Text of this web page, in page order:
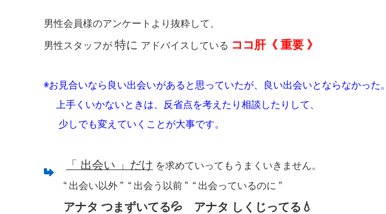
男性会員様のアンケートより抜粋して、
男性スタッフが 特に アドバイスしている ココ肝《 重要 》
◉お見合いなら良い出会いがあると思っていたが、良い出会いとならなかった。
上手くいかないときは、反省点を考えたり相談したりして、
少しでも変えていくことが大事です。
「 出会い 」だけ を求めていってもうまくいきません。
“ 出会い以外 ” “ 出会う以前 ” “ 出会っているのに ”
アナタ つまずいてる💦 アナタ しくじってる💧